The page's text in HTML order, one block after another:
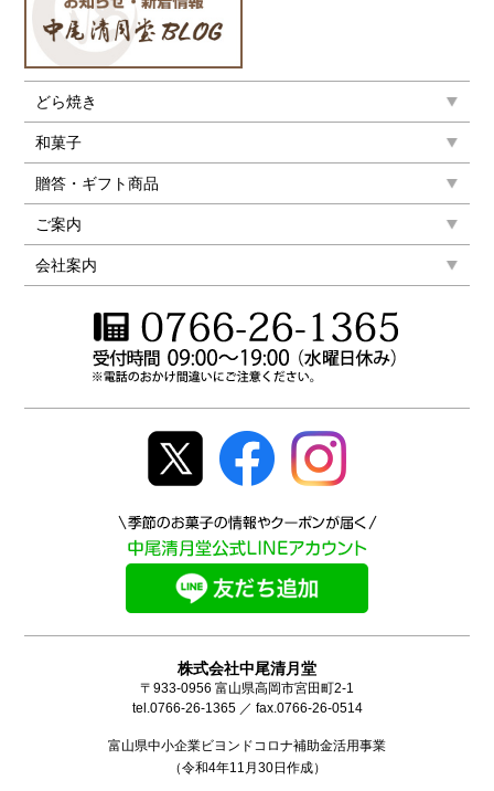
どら焼き
和菓子
贈答・ギフト商品
ご案内
会社案内
株式会社中尾清月堂
〒933-0956 富山県高岡市宮田町2-1
tel.0766-26-1365 ／ fax.0766-26-0514
富山県中小企業ビヨンドコロナ補助金活用事業
（令和4年11月30日作成）